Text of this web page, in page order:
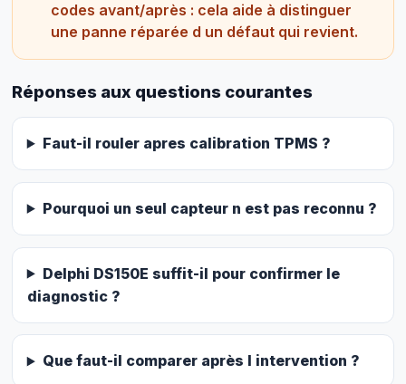
codes avant/après : cela aide à distinguer
une panne réparée d un défaut qui revient.
Réponses aux questions courantes
Faut-il rouler apres calibration TPMS ?
Pourquoi un seul capteur n est pas reconnu ?
Delphi DS150E suffit-il pour confirmer le
diagnostic ?
Que faut-il comparer après l intervention ?